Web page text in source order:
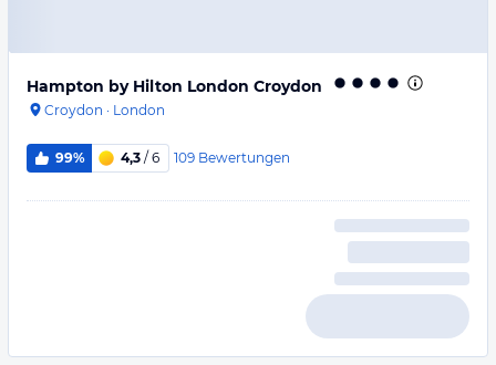
Hampton by Hilton London Croydon
Croydon · London
99% 4,3 / 6 109 Bewertungen